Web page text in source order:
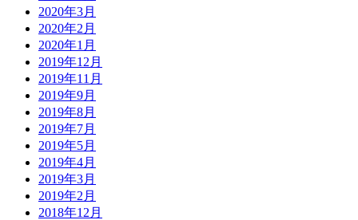
2020年3月
2020年2月
2020年1月
2019年12月
2019年11月
2019年9月
2019年8月
2019年7月
2019年5月
2019年4月
2019年3月
2019年2月
2018年12月